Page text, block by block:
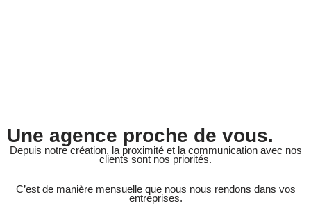
Une agence proche de vous.
Depuis notre création, la proximité et la communication avec nos
clients sont nos priorités.
C’est de manière mensuelle que nous nous rendons dans vos
entreprises.